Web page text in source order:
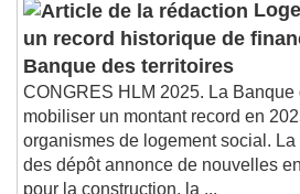
un record historique de
Banque des territoires
CONGRES HLM 2025. La Banque
mobiliser un montant record en
organismes de logement social.
des dépôt annonce de nouvelles